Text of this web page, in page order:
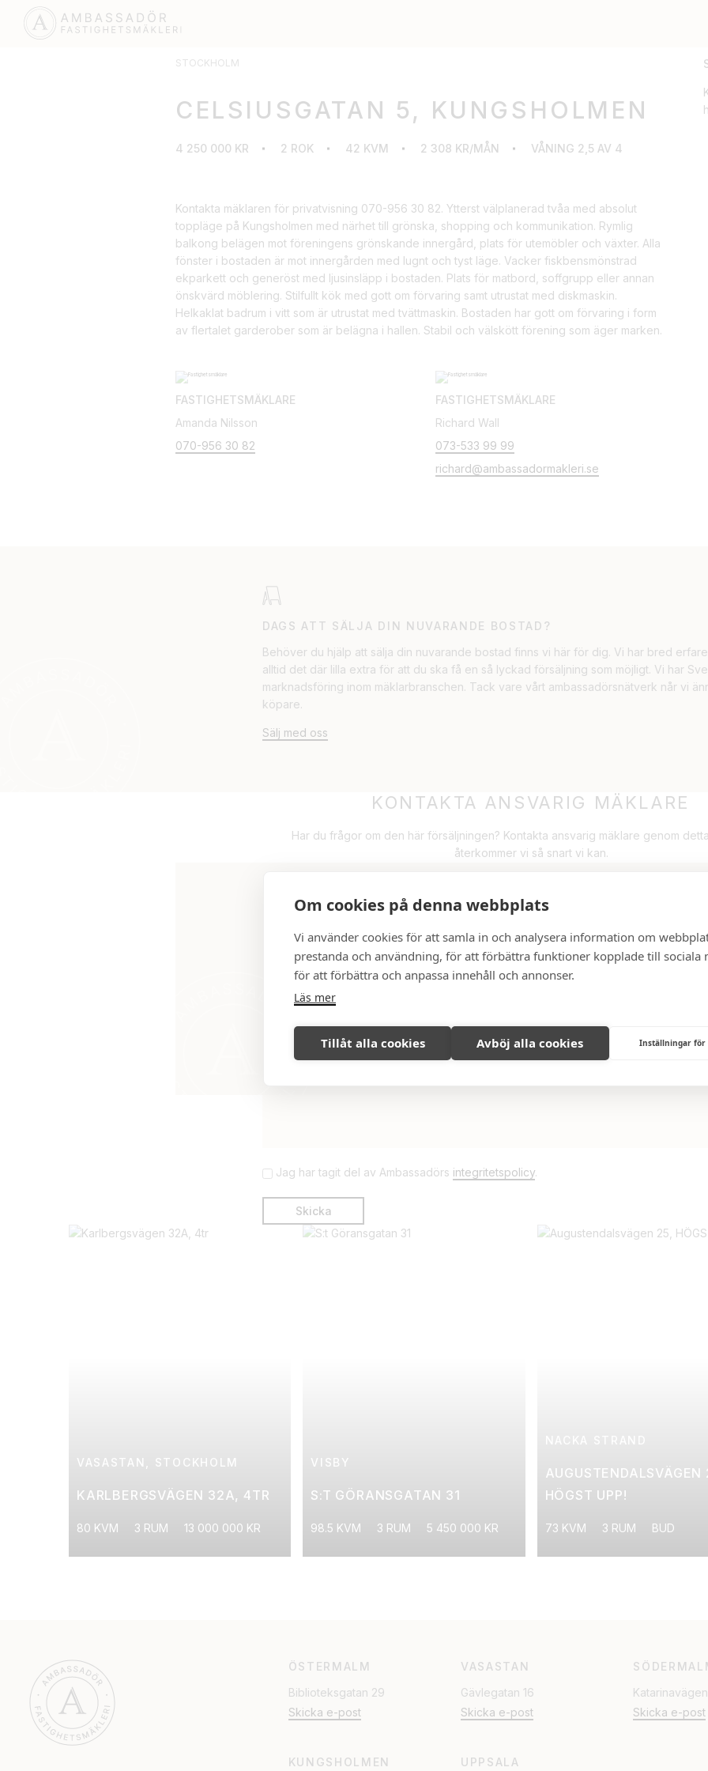
Om cookies på denna webbplats
Vi använder cookies för att samla in och analysera information om
prestanda och användning, för att förbättra funktioner kopplade till sociala
för att förbättra och anpassa innehåll och annonser.
Läs mer
Tillåt alla cookies Avböj alla cookies Inställningar för
SÅLD
Den här bostaden har tyvärr redan blivit såld. Vill du veta mer om försäljningen går
STOCKHOLM
CELSIUSGATAN 5, KUNGSHOLMEN
4 250 000 KR 2 ROK 42 KVM 2 308 KR/MÅN VÅNING 2,5 AV 4
Kontakta mäklaren för privatvisning 070-956 30 82. Ytterst välplanerad tvåa med absolut
toppläge på Kungsholmen med närhet till grönska, shopping och kommunikation. Rymlig
balkong belägen mot föreningens grönskande innergård, plats för utemöbler och växter. Alla
fönster i bostaden är mot innergården med lugnt och tyst läge. Vacker fiskbensmönstrad
ekparkett och generöst med ljusinsläpp i bostaden. Plats för matbord, soffgrupp eller annan
önskvärd möblering. Stilfullt kök med gott om förvaring samt utrustat med diskmaskin.
Helkaklat badrum i vitt som är utrustat med tvättmaskin. Bostaden har gott om förvaring i form
av flertalet garderober som är belägna i hallen. Stabil och välskött förening som äger marken.
FASTIGHETSMÄKLARE
Amanda Nilsson
070-956 30 82
FASTIGHETSMÄKLARE
Richard Wall
073-533 99 99
richard@ambassadormakleri.se
DAGS ATT SÄLJA DIN NUVARANDE BOSTAD?
Behöver du hjälp att sälja din nuvarande bostad finns vi här för dig. Vi har bred
alltid det där lilla extra för att du ska få en så lyckad försäljning som möjligt. Vi har
marknadsföring inom mäklarbranschen. Tack vare vårt ambassadörsnätverk når vi
köpare.
Sälj med oss
KONTAKTA ANSVARIG MÄKLARE
Har du frågor om den här försäljningen? Kontakta ansvarig mäklare genom
återkommer vi så snart vi kan.
Jag har tagit del av Ambassadörs integritetspolicy.
VASASTAN, STOCKHOLM
KARLBERGSVÄGEN 32A, 4TR
80 KVM 3 RUM 13 000 000 KR
VISBY
S:T GÖRANSGATAN 31
98.5 KVM 3 RUM 5 450 000 KR
AUGUSTENDALSVÄGEN
HÖGST UPP!
73 KVM 3 RUM BUD
ÖSTERMALM
Biblioteksgatan 29
Skicka e-post
VASASTAN
Gävlegatan 16
Skicka e-post
Katarinavägen
Skicka e-post
KUNGSHOLMEN UPPSALA